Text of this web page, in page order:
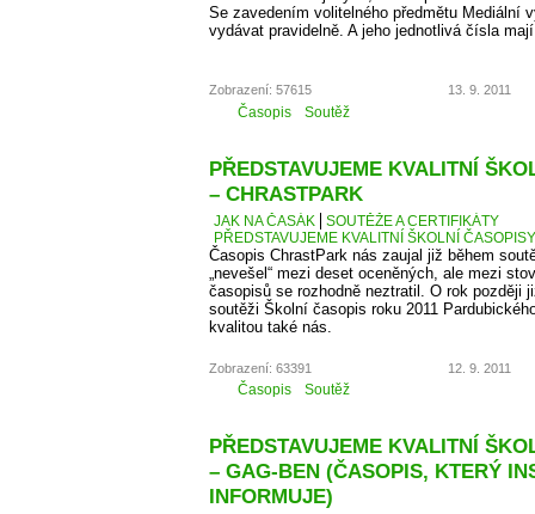
Se zavedením volitelného předmětu Mediální
vydávat pravidelně. A jeho jednotlivá čísla
Zobrazení: 57615 13. 9. 2011
Časopis Soutěž
PŘEDSTAVUJEME KVALITNÍ
– CHRASTPARK
JAK NA ČASÁK
SOUTĚŽE A CERTIFIKÁTY
PŘEDSTAVUJEME KVALITNÍ ŠKOLNÍ
Časopis ChrastPark nás zaujal již během
„nevešel“ mezi deset oceněných, ale mezi
časopisů se rozhodně neztratil. O rok později
soutěži Školní časopis roku 2011
kvalitou také nás.
Zobrazení: 63391 12. 9. 2011
Časopis Soutěž
PŘEDSTAVUJEME KVALITNÍ
– GAG-BEN (ČASOPIS, KTERÝ
INFORMUJE)